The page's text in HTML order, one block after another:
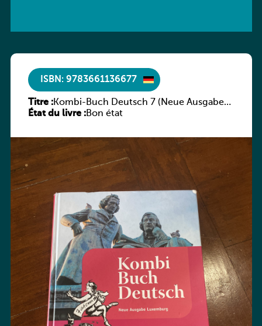
ISBN: 9783661136677
Titre :Kombi-Buch Deutsch 7 (Neue Ausgabe
Luxemburg)
État du livre :Bon état